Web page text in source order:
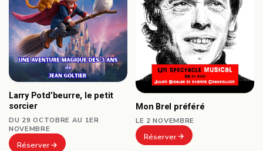
Larry Potd’beurre, le petit
sorcier
DU 29 OCTOBRE AU 1ER
NOVEMBRE
Réserver
Mon Brel préféré
LE 2 NOVEMBRE
Réserver